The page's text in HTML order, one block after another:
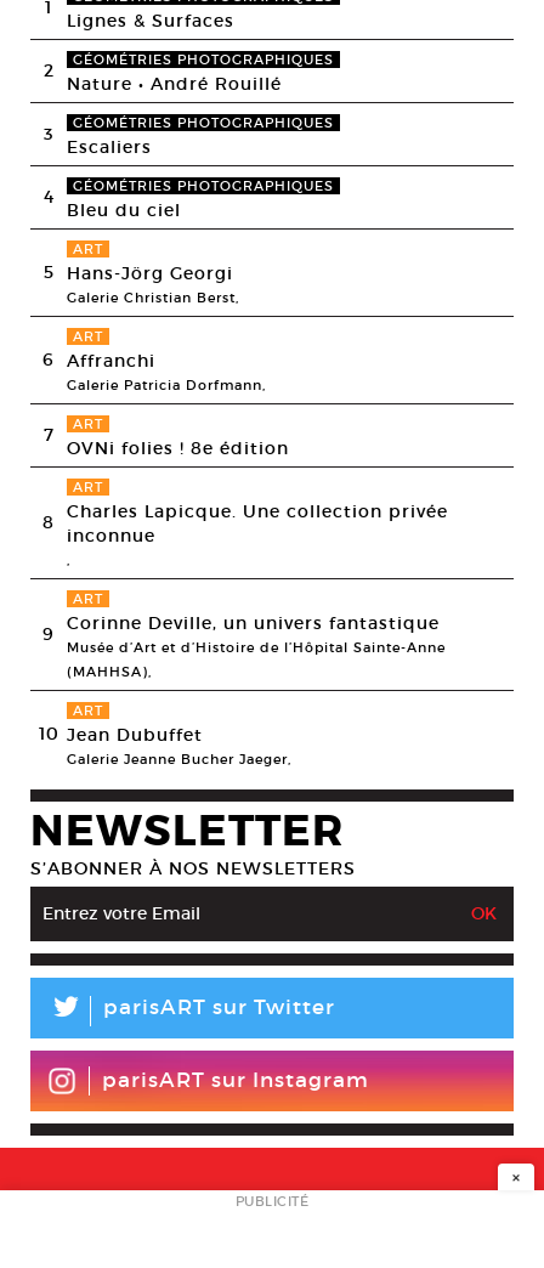
1
Lignes & Surfaces
2 GÉOMÉTRIES PHOTOGRAPHIQUES
Nature • André Rouillé
3 GÉOMÉTRIES PHOTOGRAPHIQUES
Escaliers
4 GÉOMÉTRIES PHOTOGRAPHIQUES
Bleu du ciel
5
ART
Hans-Jörg Georgi
Galerie Christian Berst,
6
ART
Affranchi
Galerie Patricia Dorfmann,
7 ART
OVNi folies ! 8e édition
8
ART
Charles Lapicque. Une collection privée
inconnue
,
9
ART
Corinne Deville, un univers fantastique
Musée d’Art et d’Histoire de l’Hôpital Sainte-Anne
(MAHHSA),
10
ART
Jean Dubuffet
Galerie Jeanne Bucher Jaeger,
NEWSLETTER
S’ABONNER À NOS NEWSLETTERS
L parisART sur Twitter
parisART sur Instagram
NEWSLETTER
×
PUBLICITÉ